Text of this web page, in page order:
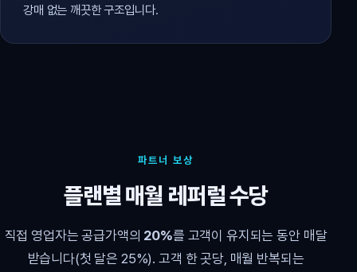
강매 없는 깨끗한 구조입니다.
파트너 보상
플랜별 매월 레퍼럴 수당
직접 영업자는 공급가액의 20%를 고객이 유지되는 동안 매달
받습니다(첫 달은 25%). 고객 한 곳당, 매월 반복되는